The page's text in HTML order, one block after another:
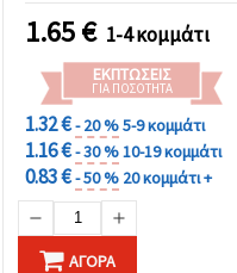
προτιμήσεις
ρυθμίσεις
επιλέγοντας
δεδομένο
τύπο
cookies και
Αποθήκευση.
1.65€ 1-4 κομμάτι
ΕΚΠΤΏΣΕΙΣ
ΓΙΑ ΠΟΣΌΤΗΤΑ
1.32 €- 20 %5-9 κομμάτι
1.16 €- 30 %10-19 κομμάτι
0.83 €- 50 % 20 κομμάτι +
ΑΓΟΡΆ